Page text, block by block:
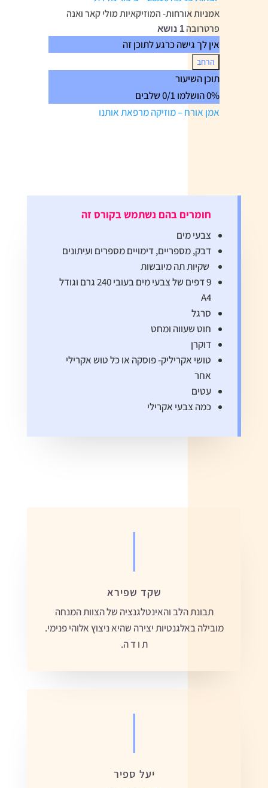
אמניות אורחות- המוזיקאיות מולי קאר ואנה
פרטרובה 1 נושא
אין לך גישה כרגע לתוכן זה
הרחב
אמניות
אורחות-
המוזיקאיות
מולי
קאר
תוכן השיעור
0% הושלמו
0/1 שלבים
אמן אורח – מוזיקה מרפאת אותנו
חומרים בהם נשתמש בקורס זה
צבעי מים
דבק, מספריים, דימויים מספרים ועיתונים
שקיות תה מיובשות
9 דפים של צבעי מים בעובי 240 גרם וגודל
A4
סרגל
חוט שעווה ומחט
דוקרן
טושי אקריליק- פוסקה או כל טוש אקרילי
אחר
עטים
כמה צבעי אקרילי
|
שקד שפירא
תבונת הלב והאינטלגנציה של הצוות המנחה
מובילה באלגנטיות יצירה שהיא ניצוץ אלוהי פנימי.
ת ו ד ה.
|
יעל ספיר